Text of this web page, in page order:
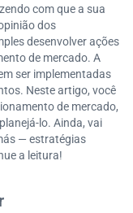
com que a sua
dos
desenvolver ações
de mercado. A
ser implementadas
Neste artigo, você
de mercado,
lo. Ainda, vai
— estratégias
a leitura!